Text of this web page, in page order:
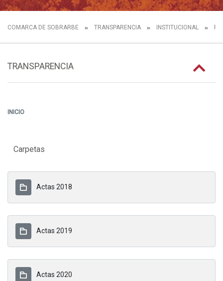
COMARCA DE SOBRARBE TRANSPARENCIA INSTITUCIONAL
TRANSPARENCIA
INICIO
Carpetas
Actas 2018
Actas 2019
Actas 2020